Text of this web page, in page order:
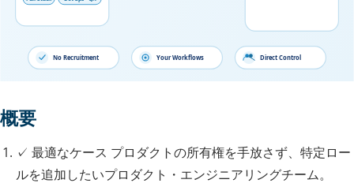
概要
✓ 最適なケース プロダクトの所有権を手放さず、特定ロー
ルを追加したいプロダクト・エンジニアリングチーム。